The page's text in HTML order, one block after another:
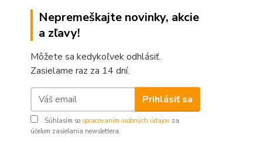
Nepremeškajte novinky, akcie
a zľavy!
Môžete sa kedykoľvek odhlásiť.
Zasielame raz za 14 dní.
Prihlásiť sa
Súhlasím so spracovaním osobných údajov za
účelom zasielania newslettera.